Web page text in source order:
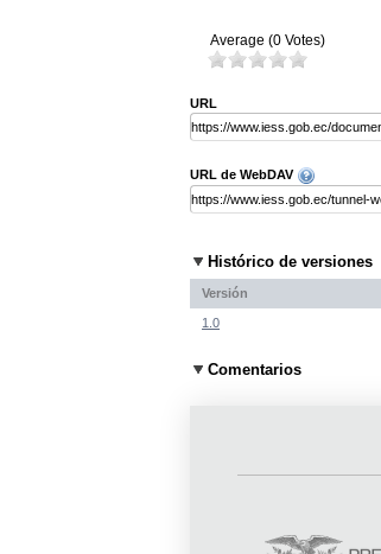
Average (0 Votes)
URL
URL de WebDAV
Histórico de versiones
Versión
1.0
Comentarios